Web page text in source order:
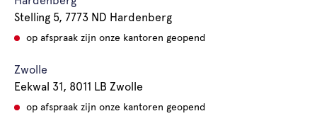
Stelling 5, 7773 ND Hardenberg
op afspraak zijn onze kantoren geopend
Zwolle
Eekwal 31, 8011 LB Zwolle
op afspraak zijn onze kantoren geopend